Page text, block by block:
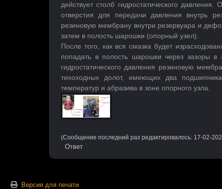
действует столб гидростатического
отверстия для передачи давления внутрь
резиновую мембрану внутри резервуара и
затем в полость шарошки (опорный узел).
После того, как вся смазка будет
попадать в полость шарошки через зазоры
гидростатического давления резиновую
тихоходных долот, имеющих два
температур и абразива в зоне опорного узла.
(Сообщение последний раз редактировалось: 17-02-
Ответ
Версия для печати